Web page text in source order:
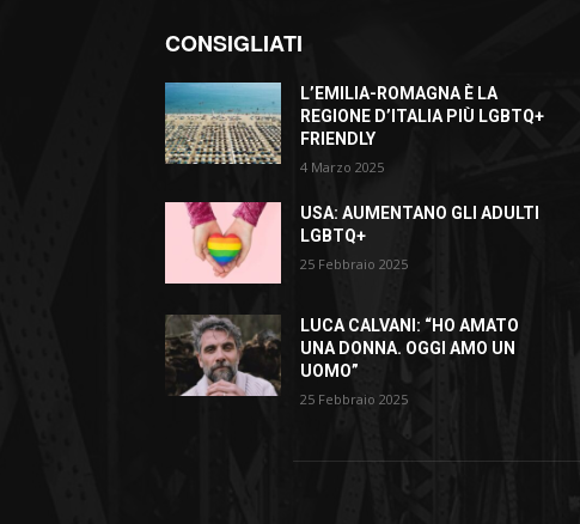
CONSIGLIATI
L’EMILIA-ROMAGNA È LA
REGIONE D’ITALIA PIÙ LGBTQ+
FRIENDLY
4 Marzo 2025
USA: AUMENTANO GLI ADULTI
LGBTQ+
25 Febbraio 2025
LUCA CALVANI: “HO AMATO
UNA DONNA. OGGI AMO UN
UOMO”
25 Febbraio 2025